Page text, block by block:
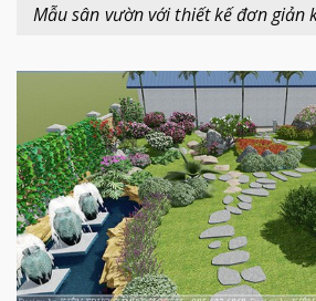
Mẫu sân vườn với thiết kế đơn giản